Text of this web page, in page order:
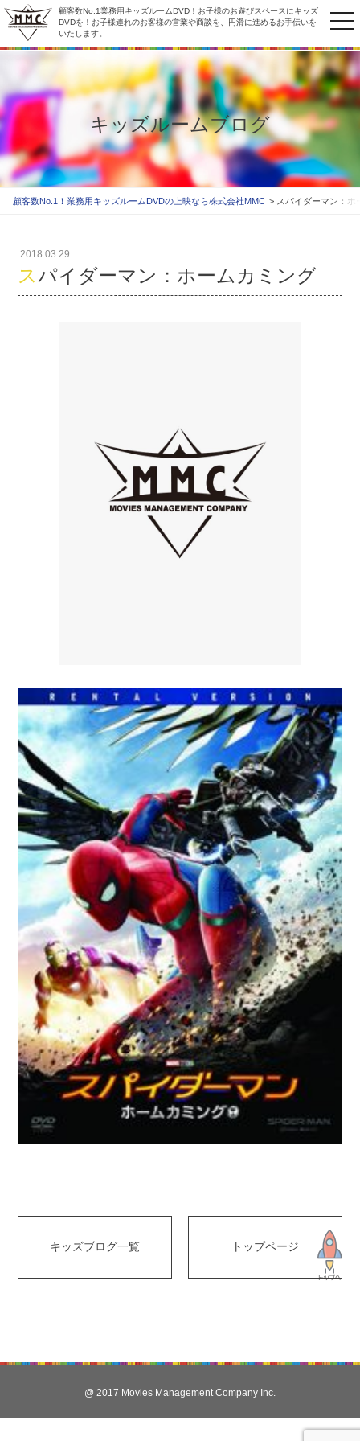
顧客数No.1業務用キッズルームDVD！お子様のお遊びスペースにキッズ
DVDを！お子様連れのお客様の営業や商談を、円滑に進めるお手伝いを
いたします。
キッズルームブログ
顧客数No.1！業務用キッズルームDVDの上映なら株式会社MMC スパイダーマン：ホ
2018.03.29
スパイダーマン：ホームカミング
キッズブログ一覧 トップページ
@ 2017 Movies Management Company Inc.